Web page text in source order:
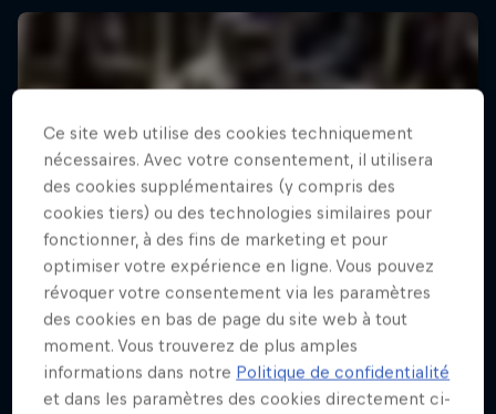
Ce site web utilise des cookies techniquement
nécessaires. Avec votre consentement, il utilisera
des cookies supplémentaires (y compris des
cookies tiers) ou des technologies similaires pour
fonctionner, à des fins de marketing et pour
optimiser votre expérience en ligne. Vous pouvez
révoquer votre consentement via les paramètres
des cookies en bas de page du site web à tout
moment. Vous trouverez de plus amples
informations dans notre Politique de confidentialité
et dans les paramètres des cookies directement ci-